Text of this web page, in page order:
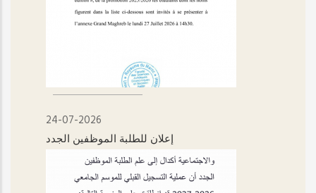
24-07-2026
إعلان للطلبة الموظفين الجدد